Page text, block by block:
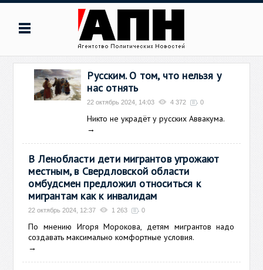
Русским. О том, что нельзя у
нас отнять
22 октябрь 2024, 14:03 4 372 0
Никто не украдёт у русских Аввакума.
→
В Ленобласти дети мигрантов угрожают
местным, в Свердловской области
омбудсмен предложил относиться к
мигрантам как к инвалидам
22 октябрь 2024, 12:37 1 263 0
По мнению Игоря Морокова, детям мигрантов надо
создавать максимально комфортные условия.
→